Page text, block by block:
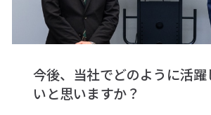
今後、当社でどのように活躍
いと思いますか？